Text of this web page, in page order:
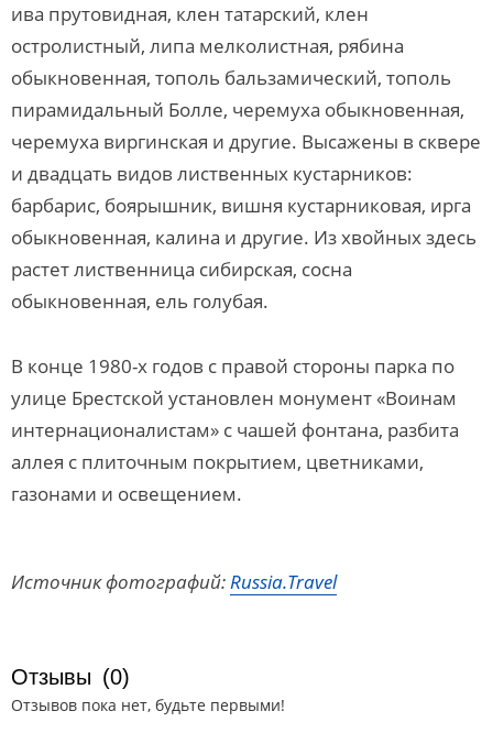
ива прутовидная, клен татарский, клен
остролистный, липа мелколистная, рябина
обыкновенная, тополь бальзамический, тополь
пирамидальный Болле, черемуха обыкновенная,
черемуха виргинская и другие. Высажены в сквере
и двадцать видов лиственных кустарников:
барбарис, боярышник, вишня кустарниковая, ирга
обыкновенная, калина и другие. Из хвойных здесь
растет лиственница сибирская, сосна
обыкновенная, ель голубая.
В конце 1980-х годов с правой стороны парка по
улице Брестской установлен монумент «Воинам
интернационалистам» с чашей фонтана, разбита
аллея с плиточным покрытием, цветниками,
газонами и освещением.
Источник фотографий:Russia.Travel
Отзывы (0)
Отзывов пока нет, будьте первыми!